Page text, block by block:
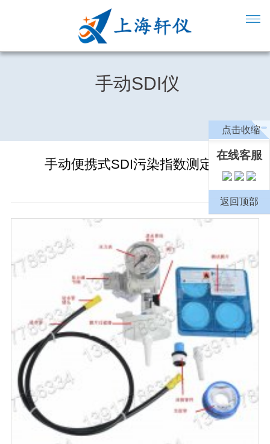
手动SDI仪
手动便携式SDI污染指数测定仪
点击收缩
在线客服
返回顶部